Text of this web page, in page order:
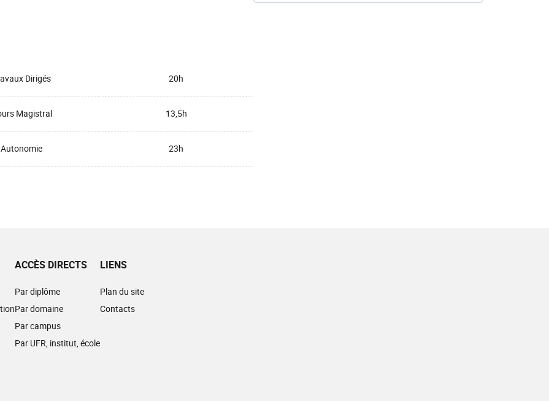
Dirigés 20h
Magistral 13,5h
Autonomie 23h
ACCÈS DIRECTS
Par diplôme
Par domaine
Par campus
Par UFR, institut, école
LIENS
Plan du site
Contacts